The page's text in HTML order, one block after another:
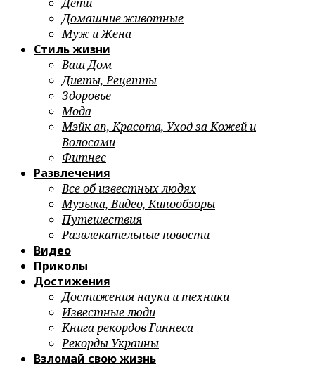
Домашние животные
Муж и Жена
Стиль жизни
Ваш Дом
Диеты, Рецепты
Здоровье
Мода
Мэйк ап, Красота, Уход за Кожей и
Волосами
Фитнес
Развлечения
Все об известных людях
Музыка, Видео, Кинообзоры
Путешествия
Развлекательные новости
Видео
Приколы
Достижения
Достижения науки и техники
Известные люди
Книга рекордов Гиннеса
Рекорды Украины
Взломай свою жизнь